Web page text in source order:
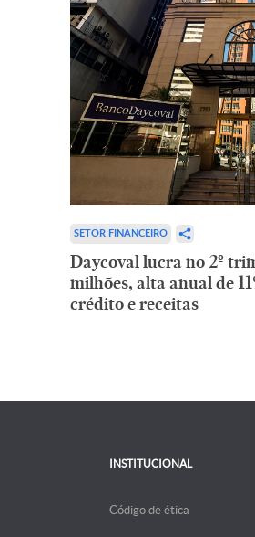
SETOR FINANCEIRO
Daycoval lucra no 2º
milhões, alta anual de
crédito e receitas
INSTITUCIONAL
Código de ética